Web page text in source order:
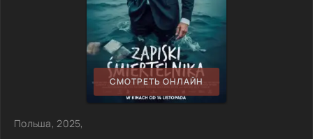
СМОТРЕТЬ ОНЛАЙН
Польша, 2025,